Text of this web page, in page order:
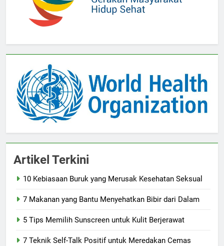
Artikel Terkini
10 Kebiasaan Buruk yang Merusak Kesehatan Seksual
7 Makanan yang Bantu Menyehatkan Bibir dari Dalam
5 Tips Memilih Sunscreen untuk Kulit Berjerawat
7 Teknik Self-Talk Positif untuk Meredakan Cemas